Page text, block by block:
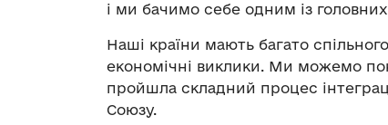
і ми бачимо себе одним із
Наші країни мають багато
економічні виклики. Ми можемо
пройшла складний процес
Союзу.